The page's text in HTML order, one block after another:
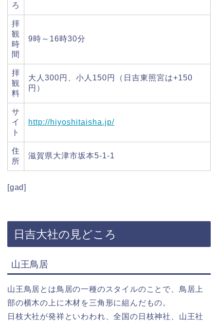
ろ
拝
観
時
間
9時～16時30分
拝
観
料
大人300円、小人150円（日吉東照宮は+150
円）
サ
イ
ト
http://hiyoshitaisha.jp/
住
所
滋賀県大津市坂本5-1-1
[gad]
日吉大社の見どころ
山王鳥居
山王鳥居とは鳥居の一種のスタイルのことで、鳥居上
部の横木の上に木材を三角形に組んだもの。
日枝大社が発祥といわわれ、全国の日枝神社、山王社